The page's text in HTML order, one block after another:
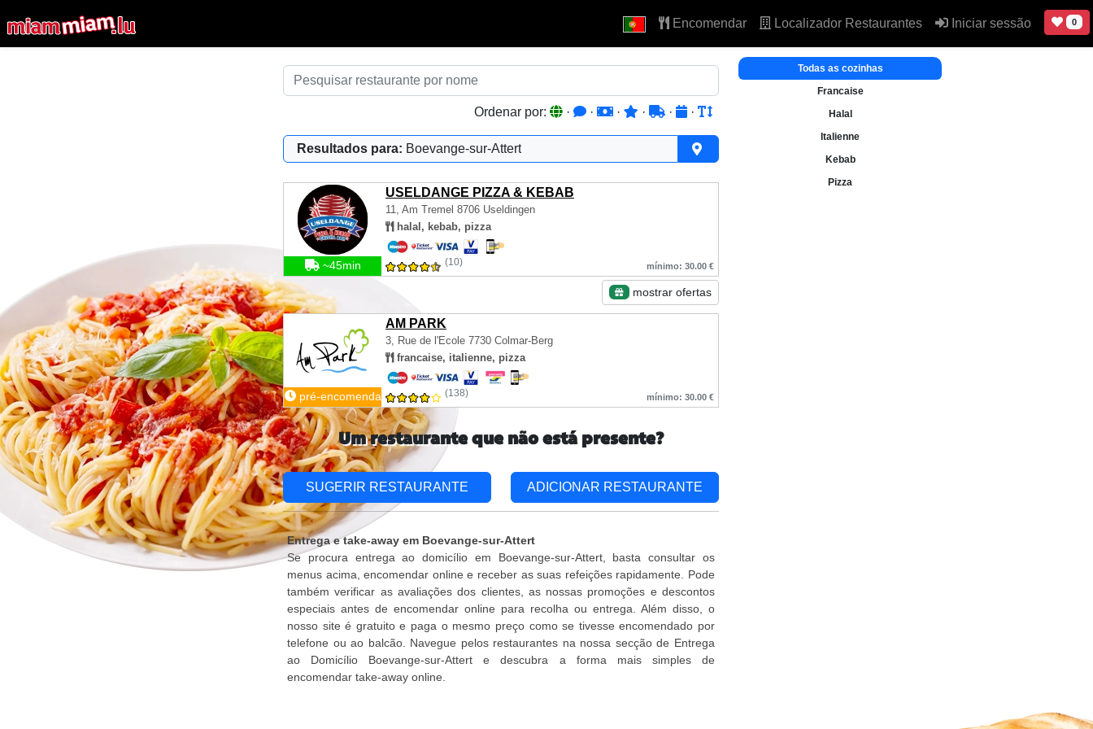
Encomendar Localizador Restaurantes Iniciar sessão 0
Ordenar por: · · · · · ·
Resultados para: Boevange-sur-Attert
USELDANGE PIZZA & KEBAB
11, Am Tremel 8706 Useldingen
halal, kebab, pizza
~45min (10) mínimo: 30.00 €
mostrar ofertas
AM PARK
3, Rue de l'Ecole 7730 Colmar-Berg
francaise, italienne, pizza
pré-encomenda (138) mínimo: 30.00 €
Todas as cozinhas
Francaise
Halal
Italienne
Kebab
Pizza
Um restaurante que não está presente?
SUGERIR RESTAURANTE ADICIONAR RESTAURANTE
Entrega e take-away em Boevange-sur-Attert
Se procura entrega ao domicílio em Boevange-sur-Attert, basta consultar os
menus acima, encomendar online e receber as suas refeições rapidamente. Pode
também verificar as avaliações dos clientes, as nossas promoções e descontos
especiais antes de encomendar online para recolha ou entrega. Além disso, o
nosso site é gratuito e paga o mesmo preço como se tivesse encomendado por
telefone ou ao balcão. Navegue pelos restaurantes na nossa secção de Entrega
ao Domicílio Boevange-sur-Attert e descubra a forma mais simples de
encomendar take-away online.